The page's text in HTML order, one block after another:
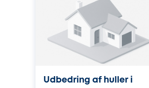
Udbedring af huller i